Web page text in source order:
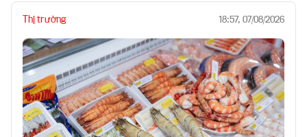
Thị trường 18:57, 07/08/2026